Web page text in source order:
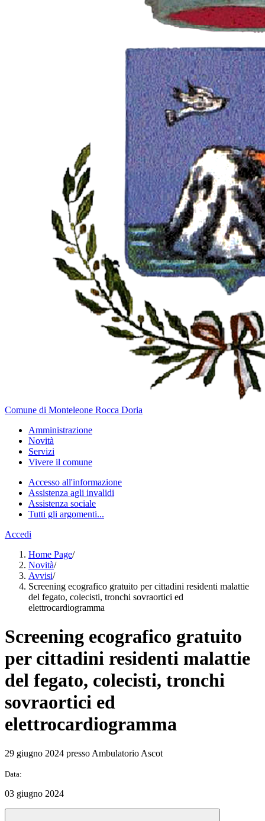
Comune di Monteleone Rocca Doria
Amministrazione
Novità
Servizi
Vivere il comune
Accesso all'informazione
Assistenza agli invalidi
Assistenza sociale
Tutti gli argomenti...
Accedi
Home Page/
Novità/
Avvisi/
Screening ecografico gratuito per cittadini residenti malattie
del fegato, colecisti, tronchi sovraortici ed
elettrocardiogramma
Screening ecografico gratuito
per cittadini residenti malattie
del fegato, colecisti, tronchi
sovraortici ed
elettrocardiogramma
29 giugno 2024 presso Ambulatorio Ascot
Data:
03 giugno 2024